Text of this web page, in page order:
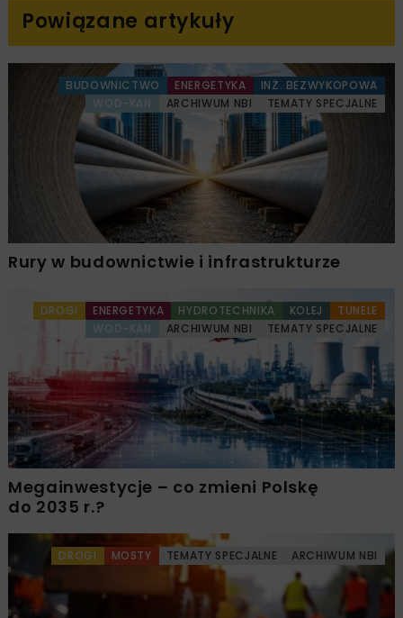
Powiązane artykuły
BUDOWNICTWO ENERGETYKA
INŻ. BEZWYKOPOWA
WOD-KAN
ARCHIWUM NBI TEMATY SPECJALNE
Rury w budownictwie i infrastrukturze
DROGI ENERGETYKA HYDROTECHNIKA KOLEJ
TUNELE
WOD-KAN
ARCHIWUM NBI TEMATY SPECJALNE
Megainwestycje – co zmieni Polskę
do 2035 r.?
DROGI MOSTY TEMATY SPECJALNE ARCHIWUM NBI